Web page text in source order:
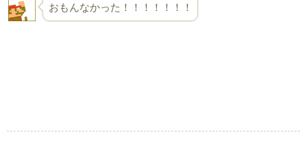
おもんなかった！！！！！！！